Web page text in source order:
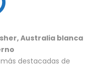
Australia blanca
destacadas de